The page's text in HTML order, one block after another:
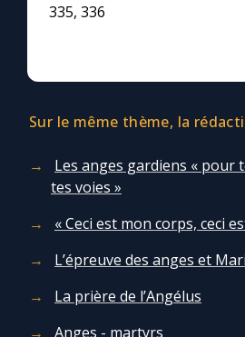
335, 336
Sur le même thème, la
Les anges gardiens « pour
tes voies »
« Ceci est mon corps, ceci
L’épreuve des anges et
La prière de l’Angélus
Anges - martyrs